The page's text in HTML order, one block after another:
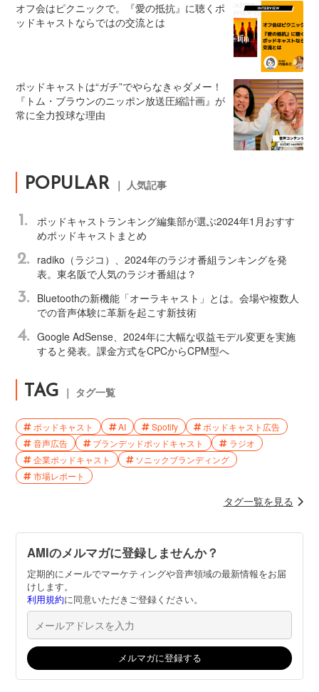
オフ会はピクニックで。『愛の抵抗』に聴くポ
ッドキャストならではの交流とは
ポッドキャストは“ガチ”でやらなきゃダメー！
『トム・ブラウンのニッポン放送圧縮計画』が
常に全力投球な理由
POPULAR ｜ 人気記事
1.
ポッドキャストランキング編集部が選ぶ2024年1月おすす
めポッドキャストまとめ
2.
radiko（ラジコ）、2024年のラジオ番組ランキングを発
表。東名阪で人気のラジオ番組は？
3.
Bluetoothの新機能「オーラキャスト」とは。会場や複数人
での音声体験に革新を起こす新技術
4. Google AdSense、2024年に大幅な収益モデル変更を実施
すると発表。課金方式をCPCからCPM型へ
TAG ｜ タグ一覧
ポッドキャスト AI Spotify
ポッドキャスト広告
音声広告
ブランデッドポッドキャスト
ラジオ
企業ポッドキャスト
ソニックブランディング
市場レポート
タグ一覧を見る
AMIのメルマガに登録しませんか？
定期的にメールでマーケティングや音声領域の最新情報をお届
けします。
利用規約に同意いただきご登録ください。